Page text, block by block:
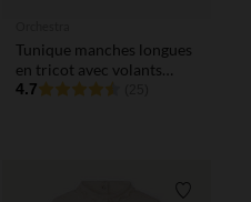
Tunique manches longues
en tricot avec volants
pour bébé fille
4.7